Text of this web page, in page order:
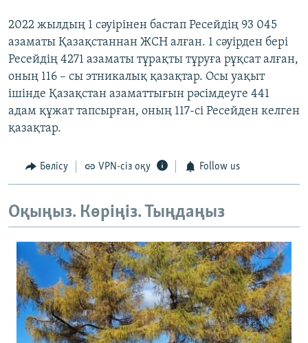
2022 жылдың 1 сәуірінен бастап Ресейдің 93 045
азаматы Қазақстаннан ЖСН алған. 1 сәуірден бері
Ресейдің 4271 азаматы тұрақты тұруға рұқсат алған,
оның 116 – сы этникалық қазақтар. Осы уақыт
ішінде Қазақстан азаматтығын рәсімдеуге 441
адам құжат тапсырған, оның 117-сі Ресейден келген
қазақтар.
Бөлісу VPN-сіз оқу Follow us
Оқыңыз. Көріңіз. Тыңдаңыз